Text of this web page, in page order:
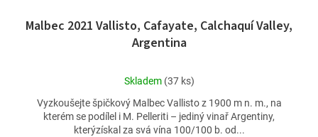
Malbec 2021 Vallisto, Cafayate, Calchaquí Valley,
Argentina
Průměrné
produktu
je
4,9
Skladem (37 ks)
Vyzkoušejte špičkový Malbec Vallisto z 1900 m n. m., na
kterém se podílel i M. Pelleriti – jediný vinař Argentiny,
kterýzískal za svá vína 100/100 b. od...